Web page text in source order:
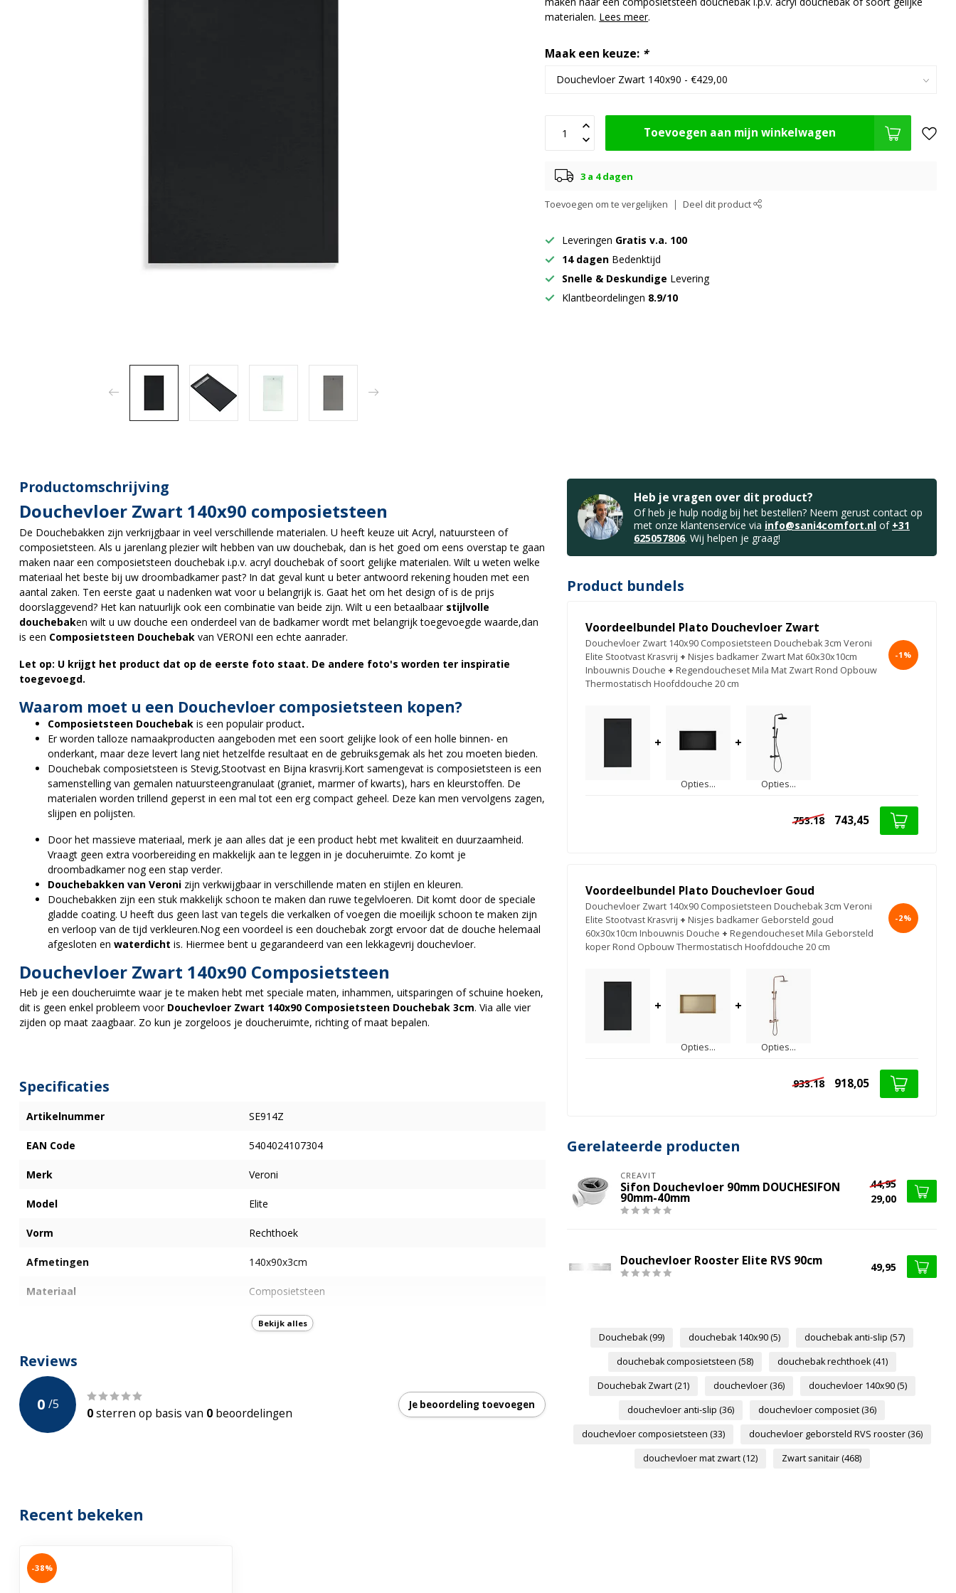
materialen. Lees meer.
Maak een keuze: *
Toevoegen aan mijn winkelwagen
3 a 4 dagen
Toevoegen om te vergelijken Deel dit product
Leveringen Gratis v.a. 100
14 dagen Bedenktijd
Snelle & Deskundige Levering
Klantbeordelingen 8.9/10
Productomschrijving
Douchevloer Zwart 140x90 composietsteen
De Douchebakken zijn verkrijgbaar in veel verschillende materialen. U heeft keuze uit Acryl, natuursteen of
composietsteen. Als u jarenlang plezier wilt hebben van uw douchebak, dan is het goed om eens overstap te gaan
maken naar een composietsteen douchebak i.p.v. acryl douchebak of soort gelijke materialen. Wilt u weten welke
materiaal het beste bij uw droombadkamer past? In dat geval kunt u beter antwoord rekening houden met een
aantal zaken. Ten eerste gaat u nadenken wat voor u belangrijk is. Gaat het om het design of is de prijs
doorslaggevend? Het kan natuurlijk ook een combinatie van beide zijn. Wilt u een betaalbaar stijlvolle
douchebaken wilt u uw douche een onderdeel van de badkamer wordt met belangrijk toegevoegde waarde,dan
is een Composietsteen Douchebak van VERONI een echte aanrader.
Let op: U krijgt het product dat op de eerste foto staat. De andere foto's worden ter inspiratie
toegevoegd.
Waarom moet u een Douchevloer composietsteen kopen?
Composietsteen Douchebak is een populair product.
Er worden talloze namaakproducten aangeboden met een soort gelijke look of een holle binnen- en
onderkant, maar deze levert lang niet hetzelfde resultaat en de gebruiksgemak als het zou moeten bieden.
Douchebak composietsteen is Stevig,Stootvast en Bijna krasvrij.Kort samengevat is composietsteen is een
samenstelling van gemalen natuursteengranulaat (graniet, marmer of kwarts), hars en kleurstoffen. De
materialen worden trillend geperst in een mal tot een erg compact geheel. Deze kan men vervolgens zagen,
slijpen en polijsten.
Door het massieve materiaal, merk je aan alles dat je een product hebt met kwaliteit en duurzaamheid.
Vraagt geen extra voorbereiding en makkelijk aan te leggen in je docuheruimte. Zo komt je
droombadkamer nog een stap verder.
Douchebakken van Veroni zijn verkwijgbaar in verschillende maten en stijlen en kleuren.
Douchebakken zijn een stuk makkelijk schoon te maken dan ruwe tegelvloeren. Dit komt door de speciale
gladde coating. U heeft dus geen last van tegels die verkalken of voegen die moeilijk schoon te maken zijn
en verloop van de tijd verkleuren.Nog een voordeel is een douchebak zorgt ervoor dat de douche helemaal
afgesloten en waterdicht is. Hiermee bent u gegarandeerd van een lekkagevrij douchevloer.
Douchevloer Zwart 140x90 Composietsteen
Heb je een doucheruimte waar je te maken hebt met speciale maten, inhammen, uitsparingen of schuine hoeken,
dit is geen enkel probleem voor Douchevloer Zwart 140x90 Composietsteen Douchebak 3cm. Via alle vier
zijden op maat zaagbaar. Zo kun je zorgeloos je doucheruimte, richting of maat bepalen.
Specificaties
Artikelnummer SE914Z
EAN Code 5404024107304
Merk Veroni
Model Elite
Vorm Rechthoek
Afmetingen 140x90x3cm
Materiaal Composietsteen
Mat Zwart
Radius
Voorpaneel N.v.t.
Anti-slip
Garantie
Bekijk alles
Reviews
0 /5
0sterren op basis van 0 beoordelingen
Je beoordeling toevoegen
Heb je vragen over dit product?
Of heb je hulp nodig bij het bestellen? Neem gerust contact op
met onze klantenservice via info@sani4comfort.nl of +31
625057806. Wij helpen je graag!
Product bundels
Voordeelbundel Plato Douchevloer Zwart
Douchevloer Zwart 140x90 Composietsteen Douchebak 3cm Veroni
Elite Stootvast Krasvrij + Nisjes badkamer Zwart Mat 60x30x10cm
Inbouwnis Douche + Regendoucheset Mila Mat Zwart Rond Opbouw
Thermostatisch Hoofddouche 20 cm
-1%
+
Opties...
+
Opties...
753.18 743,45
Voordeelbundel Plato Douchevloer Goud
Douchevloer Zwart 140x90 Composietsteen Douchebak 3cm Veroni
Elite Stootvast Krasvrij + Nisjes badkamer Geborsteld goud
60x30x10cm Inbouwnis Douche + Regendoucheset Mila Geborsteld
koper Rond Opbouw Thermostatisch Hoofddouche 20 cm
-2%
+
Opties...
+
Opties...
933.18 918,05
Gerelateerde producten
CREAVIT
Sifon Douchevloer 90mm DOUCHESIFON
90mm-40mm
44,95
29,00
Douchevloer Rooster Elite RVS 90cm 49,95
Douchebak(99) douchebak 140x90(5) douchebak anti-slip (57)
douchebak composietsteen (58) douchebak rechthoek(41)
Douchebak Zwart(21) douchevloer(36) douchevloer 140x90(5)
douchevloer anti-slip (36) douchevloer composiet(36)
douchevloer composietsteen (33) douchevloer geborsteld RVS rooster(36)
douchevloer mat zwart(12) Zwart sanitair(468)
Recent bekeken
-38%